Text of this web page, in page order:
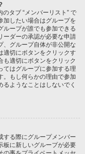
タブ “メンバーリスト” で
加したい場合はグループを
ループが誰でも参加できる
ーダーの承認が必要な申請
、グループ自体が非公開な
適切にボタンをクリックす
も適切にボタンをクリック
てはグループに参加する理
。もし何らかの理由で参加
ようなことはしないでく
する際にグループメンバー
板に新しいグループが必要